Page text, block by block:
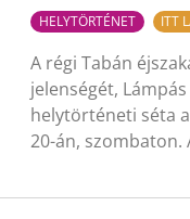
HELYTÖRTÉNET ITT
A régi Tabán
jelenségét,
helytörténeti séta
20-án, szombaton.